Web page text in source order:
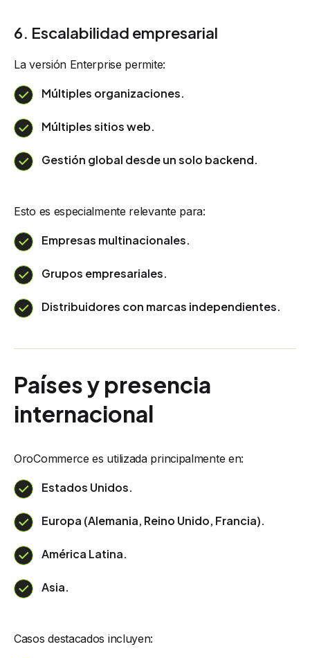
6. Escalabilidad empresarial
La versión Enterprise permite:
Múltiples organizaciones.
Múltiples sitios web.
Gestión global desde un solo backend.
Esto es especialmente relevante para:
Empresas multinacionales.
Grupos empresariales.
Distribuidores con marcas independientes.
Países y presencia
internacional
OroCommerce es utilizada principalmente en:
Estados Unidos.
Europa (Alemania, Reino Unido, Francia).
América Latina.
Asia.
Casos destacados incluyen: